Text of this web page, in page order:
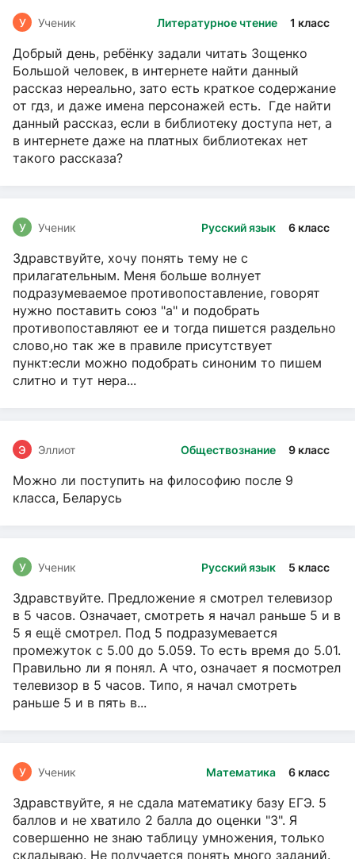
Литературное чтение 1 класс
У Ученик
Добрый день, ребёнку задали читать Зощенко
Большой человек, в интернете найти данный
рассказ нереально, зато есть краткое содержание
от гдз, и даже имена персонажей есть. Где найти
данный рассказ, если в библиотеку доступа нет, а
в интернете даже на платных библиотеках нет
такого рассказа?
Русский язык 6 класс
У Ученик
Здравствуйте, хочу понять тему не с
прилагательным. Меня больше волнует
подразумеваемое противопоставление, говорят
нужно поставить союз "а" и подобрать
противопоставляют ее и тогда пишется раздельно
слово,но так же в правиле присутствует
пункт:если можно подобрать синоним то пишем
слитно и тут нера...
Обществознание 9 класс
Э Эллиот
Можно ли поступить на философию после 9
класса, Беларусь
Русский язык 5 класс
У Ученик
Здравствуйте. Предложение я смотрел телевизор
в 5 часов. Означает, смотреть я начал раньше 5 и в
5 я ещё смотрел. Под 5 подразумевается
промежуток с 5.00 до 5.059. То есть время до 5.01.
Правильно ли я понял. А что, означает я посмотрел
телевизор в 5 часов. Типо, я начал смотреть
раньше 5 и в пять в...
Математика 6 класс
У Ученик
Здравствуйте, я не сдала математику базу ЕГЭ. 5
баллов и не хватило 2 балла до оценки "3". Я
совершенно не знаю таблицу умножения, только
складываю. Не получается понять много заданий.